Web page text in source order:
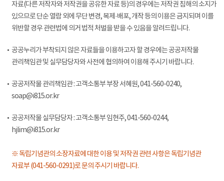
자료(다른 저작자와 저작권을 공유한 자료 등)의 경우에는 저작권 침해의 소지가
있으므로 단순 열람 외에 무단 변경, 복제·배포, 개작 등의 이용은 금지되며 이를
위반할 경우 관련법에 의거 법적 처벌을 받을 수 있음을 알려드립니다.
공공누리가 부착되지 않은 자료들을 이용하고자 할 경우에는 공공저작물
관리책임관 및 실무담당자와 사전에 협의하여 이용해 주시기 바랍니다.
공공저작물 관리책임관 : 고객소통부 부장 서혜원, 041-560-0240,
soap@i815.or.kr
공공저작물 실무담당자 : 고객소통부 임현주, 041-560-0244,
hjlim@i815.or.kr
※ 독립기념관의 소장자료에 대한 이용 및 저작권 관련 사항은 독립기념관
자료부 (041-560-0291)로 문의 주시기 바랍니다.